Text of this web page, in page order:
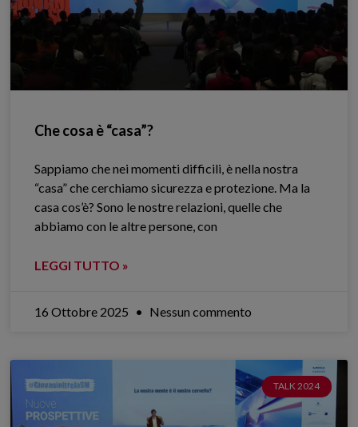
Che cosa è “casa”?
Sappiamo che nei momenti difficili, è nella nostra
“casa” che cerchiamo sicurezza e protezione. Ma la
casa cos’è? Sono le nostre relazioni, quelle che
abbiamo con le altre persone, con
LEGGI TUTTO »
16 Ottobre 2025 Nessun commento
TALK 2024